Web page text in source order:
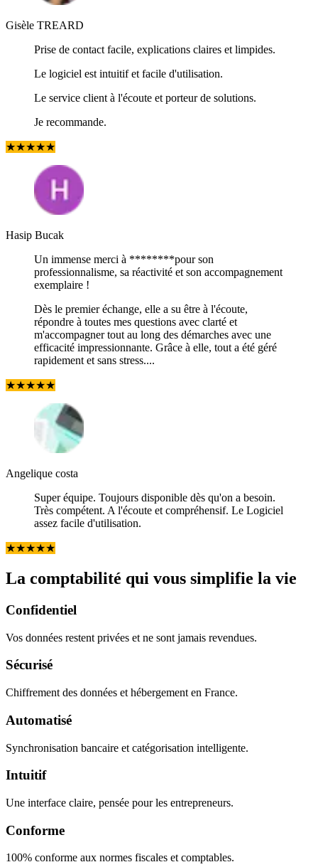
Gisèle TREARD
Prise de contact facile, explications claires et limpides.
Le logiciel est intuitif et facile d'utilisation.
Le service client à l'écoute et porteur de solutions.
Je recommande.
★★★★★
Hasip Bucak
Un immense merci à ********pour son
professionnalisme, sa réactivité et son accompagnement
exemplaire !
Dès le premier échange, elle a su être à l'écoute,
répondre à toutes mes questions avec clarté et
m'accompagner tout au long des démarches avec une
efficacité impressionnante. Grâce à elle, tout a été géré
rapidement et sans stress....
★★★★★
Angelique costa
Super équipe. Toujours disponible dès qu'on a besoin.
Très compétent. A l'écoute et compréhensif. Le Logiciel
assez facile d'utilisation.
★★★★★
La comptabilité qui vous simplifie la vie
Confidentiel
Vos données restent privées et ne sont jamais revendues.
Sécurisé
Chiffrement des données et hébergement en France.
Automatisé
Synchronisation bancaire et catégorisation intelligente.
Intuitif
Une interface claire, pensée pour les entrepreneurs.
Conforme
100% conforme aux normes fiscales et comptables.